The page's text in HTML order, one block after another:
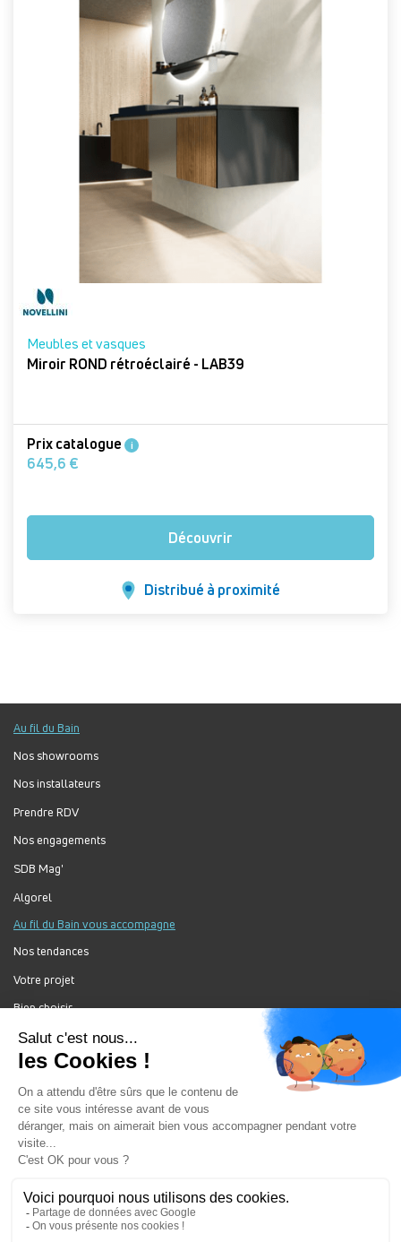
Meubles et vasques
Miroir ROND rétroéclairé - LAB39
Prix catalogue i
645,6 €
Découvrir
Distribué à proximité
Au fil du Bain
Nos showrooms
Nos installateurs
Prendre RDV
Nos engagements
SDB Mag'
Algorel
Au fil du Bain vous accompagne
Nos tendances
Votre projet
Bien choisir
Forum Au Fil du Bain
Nos produits
Gestion des cookies
Mentions légales